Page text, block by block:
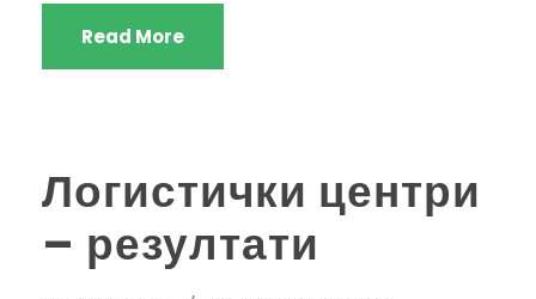
Read More
Логистички центри
– резултати